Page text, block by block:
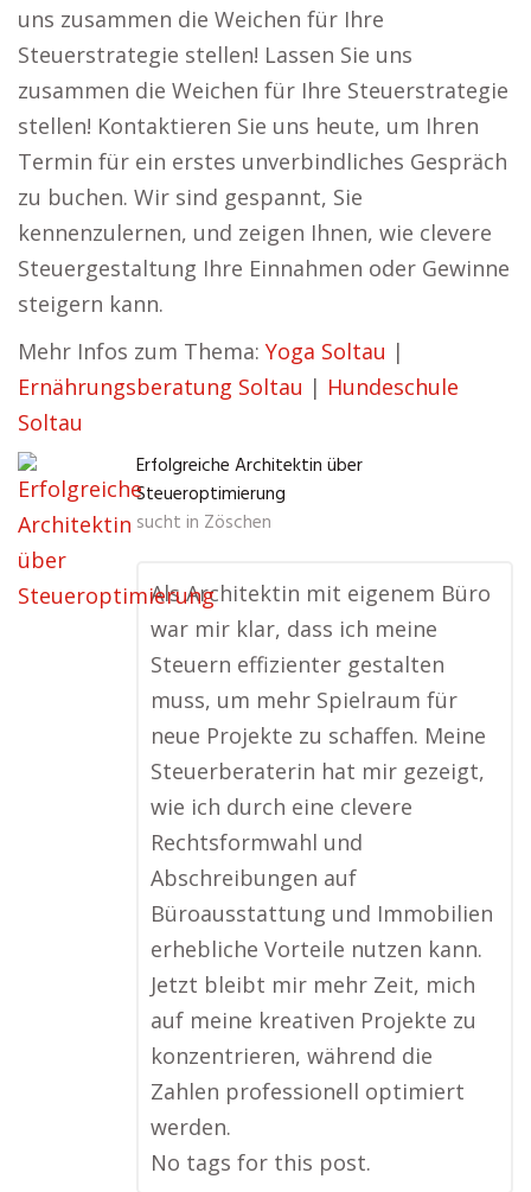
uns zusammen die Weichen für Ihre
Steuerstrategie stellen! Lassen Sie uns
zusammen die Weichen für Ihre Steuerstrategie
stellen! Kontaktieren Sie uns heute, um Ihren
Termin für ein erstes unverbindliches Gespräch
zu buchen. Wir sind gespannt, Sie
kennenzulernen, und zeigen Ihnen, wie clevere
Steuergestaltung Ihre Einnahmen oder Gewinne
steigern kann.
Mehr Infos zum Thema: Yoga Soltau |
Ernährungsberatung Soltau | Hundeschule
Soltau
Erfolgreiche Architektin über
Steueroptimierung
sucht in Zöschen
Als Architektin mit eigenem Büro
war mir klar, dass ich meine
Steuern effizienter gestalten
muss, um mehr Spielraum für
neue Projekte zu schaffen. Meine
Steuerberaterin hat mir gezeigt,
wie ich durch eine clevere
Rechtsformwahl und
Abschreibungen auf
Büroausstattung und Immobilien
erhebliche Vorteile nutzen kann.
Jetzt bleibt mir mehr Zeit, mich
auf meine kreativen Projekte zu
konzentrieren, während die
Zahlen professionell optimiert
werden.
No tags for this post.